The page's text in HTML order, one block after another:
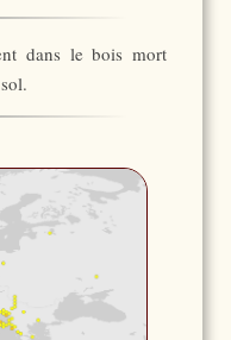
dans le bois mort